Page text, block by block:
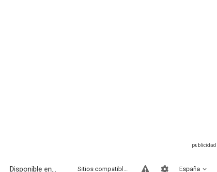
Disponible en... España
Sitios compatibles